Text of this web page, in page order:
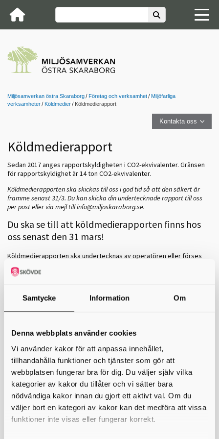
Samtycke Information Om
Denna webbplats använder cookies
Vi använder kakor för att anpassa innehållet,
tillhandahålla funktioner och tjänster som gör att
webbplatsen fungerar bra för dig. Du väljer själv vilka
kategorier av kakor du tillåter och vi sätter bara
nödvändiga kakor innan du gjort ett aktivt val. Om du
väljer bort en kategori av kakor kan det medföra att vissa
funktioner inte visas eller fungerar korrekt.
Miljösamverkan östra Skaraborg Företag och verksamhet
Miljöfarliga
verksamheter
Köldmedier Köldmedierapport
Kontakta oss
Köldmedierapport
Sedan 2017 anges rapportskyldigheten i CO2-ekvivalenter. Gränsen
för rapportskyldighet är 14 ton CO2-ekvivalenter.
Köldmedierapporten ska skickas till oss i god tid så att den säkert är
framme senast 31/3. Du kan skicka din undertecknade rapport till oss
per post eller via mejl till info@miljoskaraborg.se.
Du ska se till att köldmedierapporten finns hos
oss senast den 31 mars!
Köldmedierapporten ska undertecknas av operatören eller förses
följande uppgifter:
faktureringsadress.
Den totala mängden köldmedium i utrustningen.
utrustningen det senaste kalenderåret.
Den totala mängden omhändertagna köldmedier från
utrustningen det senaste kalenderåret.
Utrustning som har skrotats.
Resultat av utförda kontroller.
Datum för utförda kontroller.
Namn och kontaktuppgifter till den personal och det företag som
gjort kontrollerna.